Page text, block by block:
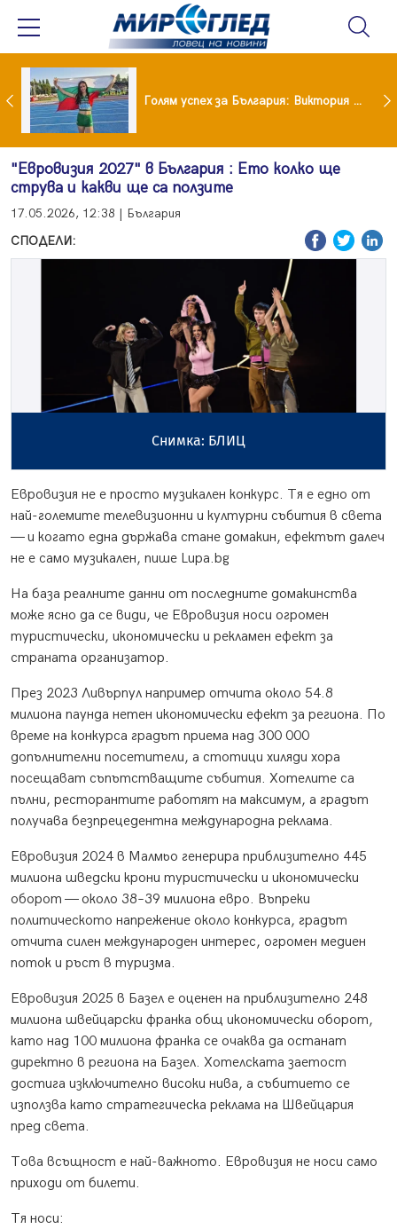
Когато всичко те дразни: тези трикове променят настроението за минути Голям успех за България: Виктория Ангелова грабна световна титла в тройния скок
"Евровизия 2027" в България : Ето колко ще
струва и какви ще са ползите
17.05.2026, 12:38 | България
СПОДЕЛИ:
Снимка: БЛИЦ
Евровизия не е просто музикален конкурс. Тя е едно от
най-големите телевизионни и културни събития в света
— и когато една държава стане домакин, ефектът далеч
не е само музикален, пише Lupa.bg
На база реалните данни от последните домакинства
може ясно да се види, че Евровизия носи огромен
туристически, икономически и рекламен ефект за
страната организатор.
През 2023 Ливърпул например отчита около 54.8
милиона паунда нетен икономически ефект за региона. По
време на конкурса градът приема над 300 000
допълнителни посетители, а стотици хиляди хора
посещават съпътстващите събития. Хотелите са
пълни, ресторантите работят на максимум, а градът
получава безпрецедентна международна реклама.
Евровизия 2024 в Малмьо генерира приблизително 445
милиона шведски крони туристически и икономически
оборот — около 38–39 милиона евро. Въпреки
политическото напрежение около конкурса, градът
отчита силен международен интерес, огромен медиен
поток и ръст в туризма.
Евровизия 2025 в Базел е оценен на приблизително 248
милиона швейцарски франка общ икономически оборот,
като над 100 милиона франка се очаква да останат
директно в региона на Базел. Хотелската заетост
достига изключително високи нива, а събитието се
използва като стратегическа реклама на Швейцария
пред света.
Това всъщност е най-важното. Евровизия не носи само
приходи от билети.
Тя носи: